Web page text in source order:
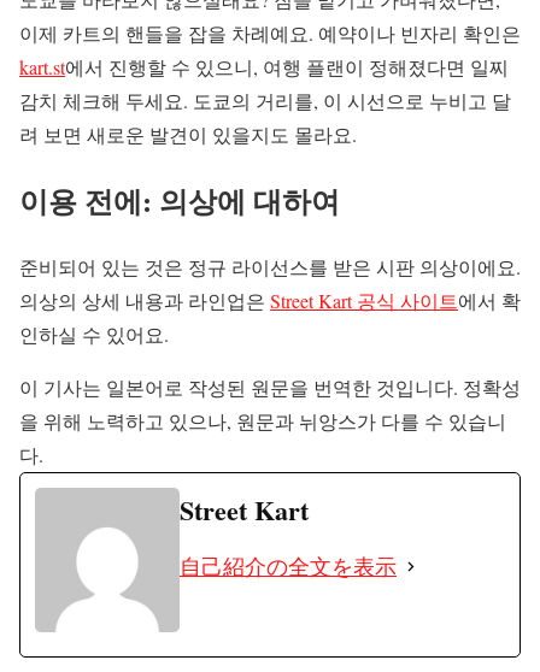
이제 카트의 핸들을 잡을 차례예요. 예약이나 빈자리 확인은
kart.st에서 진행할 수 있으니, 여행 플랜이 정해졌다면 일찌
감치 체크해 두세요. 도쿄의 거리를, 이 시선으로 누비고 달
려 보면 새로운 발견이 있을지도 몰라요.
이용 전에: 의상에 대하여
준비되어 있는 것은 정규 라이선스를 받은 시판 의상이에요.
의상의 상세 내용과 라인업은 Street Kart 공식 사이트에서 확
인하실 수 있어요.
이 기사는 일본어로 작성된 원문을 번역한 것입니다. 정확성
을 위해 노력하고 있으나, 원문과 뉘앙스가 다를 수 있습니
다.
Street Kart
自己紹介の全文を表示